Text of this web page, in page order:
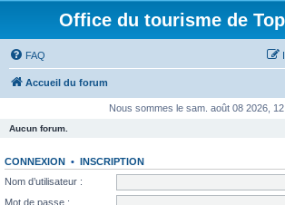
Office du tourisme de
FAQ
Accueil du forum
Nous sommes le sam. août 08 2026,
Aucun forum.
CONNEXION • INSCRIPTION
Nom d’utilisateur :
Mot de passe :